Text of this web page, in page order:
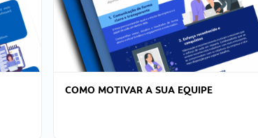
COMO MOTIVAR A SUA EQUIPE